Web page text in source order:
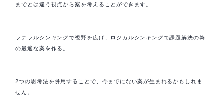
までとは違う視点から案を考えることができます。
ラテラルシンキングで視野を広げ、ロジカルシンキングで課題解決の為
の最適な案を作る。
2つの思考法を併用することで、今までにない案が生まれるかもしれま
せん。